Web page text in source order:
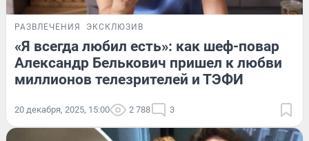
РАЗВЛЕЧЕНИЯ ЭКСКЛЮЗИВ
«Я всегда любил есть»: как шеф-повар
Александр Белькович пришел к любви
миллионов телезрителей и ТЭФИ
20 декабря, 2025, 15:00 2 788 3